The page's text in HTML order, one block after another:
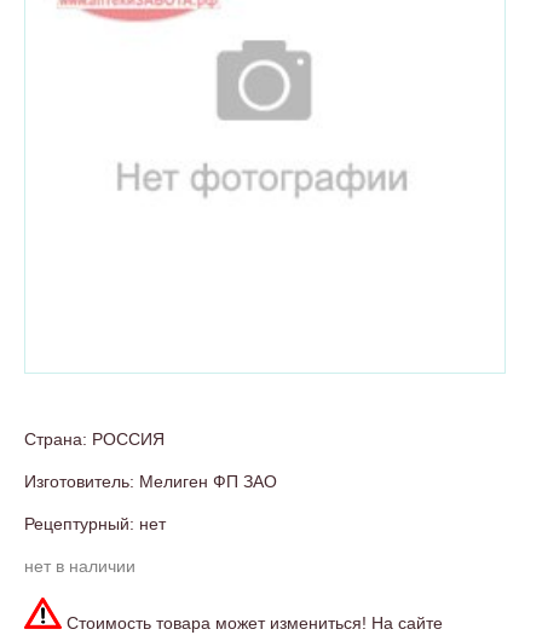
Страна: РОССИЯ
Изготовитель: Мелиген ФП ЗАО
Рецептурный: нет
нет в наличии
Стоимость товара может измениться! На сайте